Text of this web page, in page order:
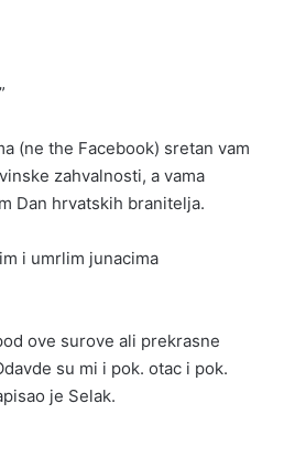
(ne the Facebook) sretan vam
zahvalnosti, a vama
Dan hrvatskih branitelja.
i umrlim junacima
ove surove ali prekrasne
su mi i pok. otac i pok.
je Selak.